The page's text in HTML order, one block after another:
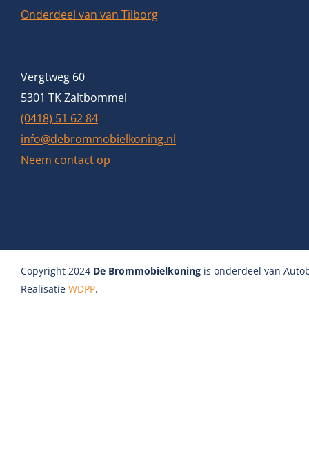
Onderdeel van van Tilborg
Vergtweg 60
5301 TK Zaltbommel
(0418) 51 62 84
info@debrommobielkoning.nl
Neem contact op
Copyright 2024 De Brommobielkoning is onderdeel van
Realisatie WDPP.